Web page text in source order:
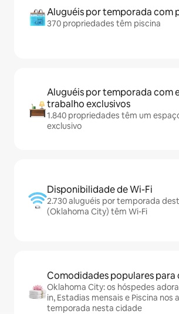
Aluguéis por temporada com
370 propriedades têm piscina
Aluguéis por temporada com
trabalho exclusivos
1.840 propriedades têm um
exclusivo
Disponibilidade de Wi-Fi
2.730 aluguéis por temporada
(Oklahoma City) têm Wi-Fi
Comodidades populares para
Oklahoma City: os hóspedes
in, Estadias mensais e Piscina nos
temporada nesta cidade